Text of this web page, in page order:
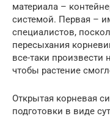
материала –
системой. Первая –
специалистов,
пересыхания
все-таки произвести
чтобы растение
Открытая корневая
подготовки в виде